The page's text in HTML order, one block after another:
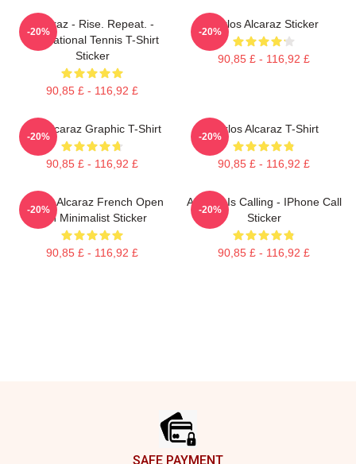
Alcaraz - Rise. Repeat. -
Motivational Tennis T-Shirt
Sticker
90,85 £ - 116,92 £
-20%
Carlos Alcaraz Sticker
90,85 £ - 116,92 £
-20%
Ace Alcaraz Graphic T-Shirt
90,85 £ - 116,92 £
-20%
Carlos Alcaraz T-Shirt
90,85 £ - 116,92 £
-20%
Carlos Alcaraz French Open
Win Minimalist Sticker
90,85 £ - 116,92 £
-20%
Alcaraz Is Calling - IPhone Call
Sticker
90,85 £ - 116,92 £
-20%
SAFE PAYMENT